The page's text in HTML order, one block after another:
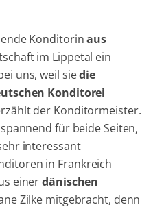
Konditorinaus
im Lippetal ein
uns, weil siedie
Konditorei
der Konditormeister.
für beide Seiten,
interessant
in Frankreich
einerdänischen
Zilke mitgebracht, denn